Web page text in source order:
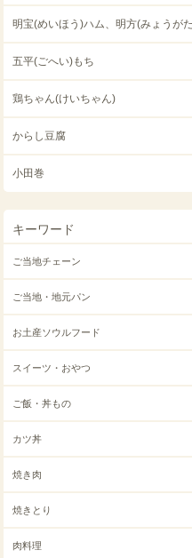
明宝(めいほう)ハム、明方(みょうが
五平(ごへい)もち
鶏ちゃん(けいちゃん)
からし豆腐
小田巻
キーワード
ご当地チェーン
ご当地・地元パン
お土産ソウルフード
スイーツ・おやつ
ご飯・丼もの
カツ丼
焼き肉
焼きとり
肉料理